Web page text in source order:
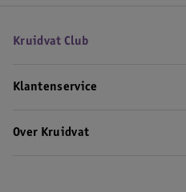
Kruidvat Club
Klantenservice
Over Kruidvat